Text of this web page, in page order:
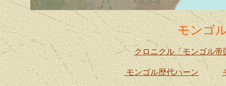
モンゴ
クロニクル「モンゴル
モンゴル歴代ハーン